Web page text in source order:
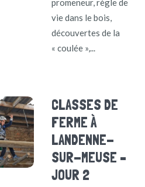
promeneur, règle de
vie dans le bois,
découvertes de la
« coulée »,...
CLASSES DE
FERME À
LANDENNE-
SUR-MEUSE –
JOUR 2